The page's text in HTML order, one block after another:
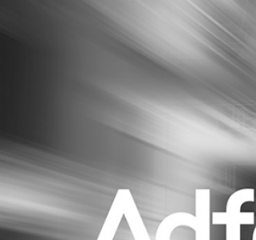
Influencer marketing
Interne communicatie